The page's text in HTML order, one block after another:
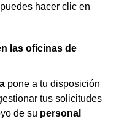
hacer clic en
las oficinas de
pone a tu disposición
tus solicitudes
de su personal